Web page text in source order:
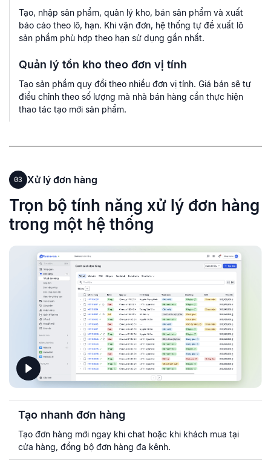
Tạo, nhập sản phẩm, quản lý kho, bán sản phẩm và xuất
báo cáo theo lô, hạn. Khi vận đơn, hệ thống tự đề xuất lô
sản phẩm phù hợp theo hạn sử dụng gần nhất.
Quản lý tồn kho theo đơn vị tính
Tạo sản phẩm quy đổi theo nhiều đơn vị tính. Giá bán sẽ tự
điều chỉnh theo số lượng mà nhà bán hàng cần thực hiện
thao tác tạo mới sản phẩm.
03 Xử lý đơn hàng
Trọn bộ tính năng xử lý đơn hàng
trong một hệ thống
Tạo nhanh đơn hàng
Tạo đơn hàng mới ngay khi chat hoặc khi khách mua tại
cửa hàng, đồng bộ đơn hàng đa kênh.